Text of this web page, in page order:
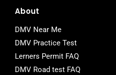
e
o
o
k
-
f
t
e
r
r
About
DMV Near Me
DMV Practice Test
Lerners Permit FAQ
DMV Road test FAQ